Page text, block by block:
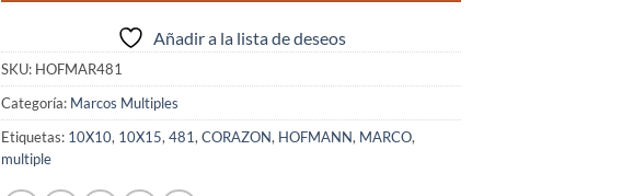
Añadir a la lista de deseos
SKU: HOFMAR481
Categoría: Marcos Multiples
Etiquetas: 10X10, 10X15,481,CORAZON, HOFMANN, MARCO,
multiple